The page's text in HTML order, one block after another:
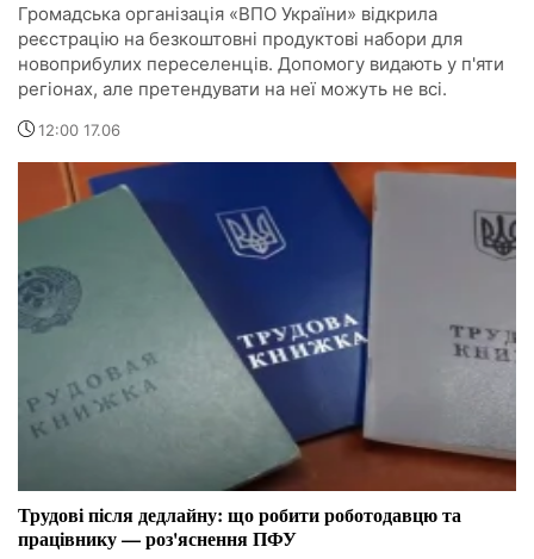
Громадська організація «ВПО України» відкрила
реєстрацію на безкоштовні продуктові набори для
новоприбулих переселенців. Допомогу видають у п'яти
регіонах, але претендувати на неї можуть не всі.
12:00 17.06
Трудові після дедлайну: що робити роботодавцю та
працівнику — роз'яснення ПФУ